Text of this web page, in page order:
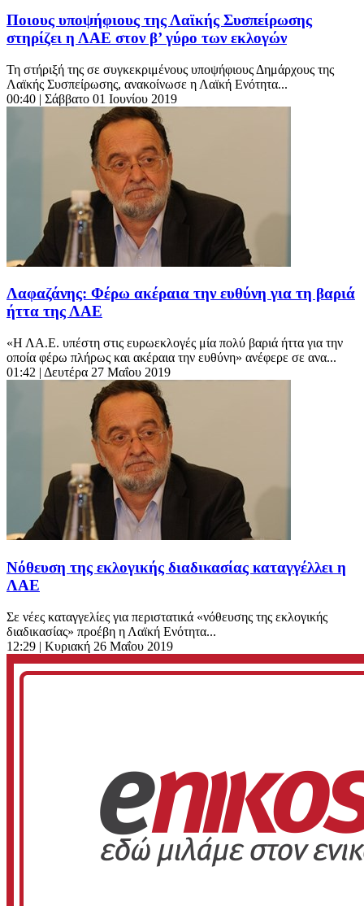
Ποιους υποψήφιους της Λαϊκής Συσπείρωσης
στηρίζει η ΛΑΕ στον β’ γύρο των εκλογών
Τη στήριξή της σε συγκεκριμένους υποψήφιους Δημάρχους της
Λαϊκής Συσπείρωσης, ανακοίνωσε η Λαϊκή Ενότητα...
00:40 | Σάββατο 01 Ιουνίου 2019
Λαφαζάνης: Φέρω ακέραια την ευθύνη για τη βαριά
ήττα της ΛΑΕ
«Η ΛΑ.Ε. υπέστη στις ευρωεκλογές μία πολύ βαριά ήττα για την
οποία φέρω πλήρως και ακέραια την ευθύνη» ανέφερε σε ανα...
01:42 | Δευτέρα 27 Μαΐου 2019
Νόθευση της εκλογικής διαδικασίας καταγγέλλει η
ΛΑΕ
Σε νέες καταγγελίες για περιστατικά «νόθευσης της εκλογικής
διαδικασίας» προέβη η Λαϊκή Ενότητα...
12:29 | Κυριακή 26 Μαΐου 2019